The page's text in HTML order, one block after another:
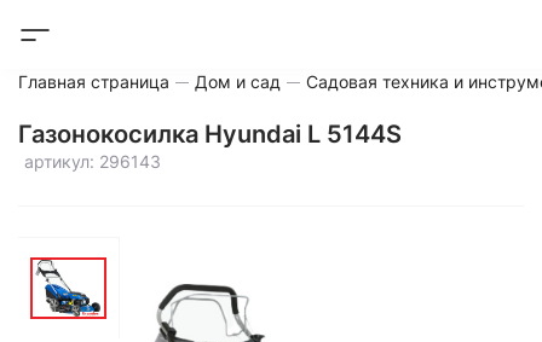
Главная страница Дом и сад Садовая техника и
Газонокосилка Hyundai L 5144S
артикул: 296143